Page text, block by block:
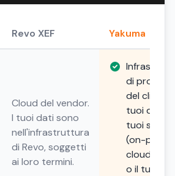
Revo XEF Yakuma
Cloud del vendor.
I tuoi dati sono
nell'infrastruttura
di Revo, soggetti
ai loro termini.
di
del cliente.
tuoi dati, i
tuoi server
(on-
cloud
o il tuo